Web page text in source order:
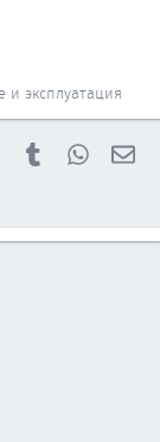
и эксплуатация
PinterestTumblr